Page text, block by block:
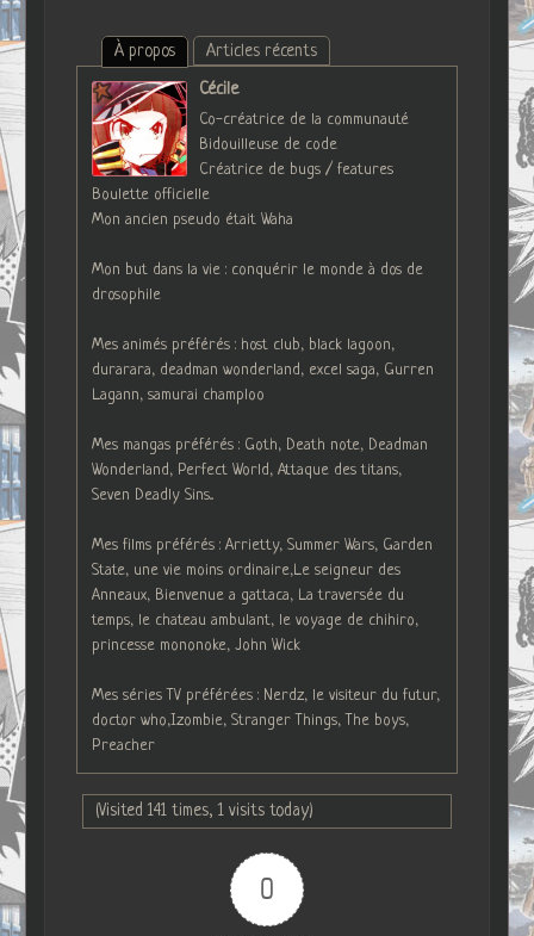
À propos
Articles récents
Cécile
Co-créatrice de la communauté
Bidouilleuse de code
Créatrice de bugs / features
Boulette officielle
Mon ancien pseudo était Waha
Mon but dans la vie : conquérir le monde à dos de
drosophile
Mes animés préférés : host club, black lagoon,
durarara, deadman wonderland, excel saga, Gurren
Lagann, samurai champloo
Mes mangas préférés : Goth, Death note, Deadman
Wonderland, Perfect World, Attaque des titans,
Seven Deadly Sins...
Mes films préférés : Arrietty, Summer Wars, Garden
State, une vie moins ordinaire,Le seigneur des
Anneaux, Bienvenue a gattaca, La traversée du
temps, le chateau ambulant, le voyage de chihiro,
princesse mononoke, John Wick
Mes séries TV préférées : Nerdz, le visiteur du futur,
doctor who,Izombie, Stranger Things, The boys,
Preacher
(Visited 141 times, 1 visits today)
0